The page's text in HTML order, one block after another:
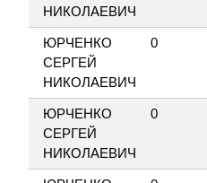
НИКОЛАЕВИЧ
ЮРЧЕНКО
СЕРГЕЙ
НИКОЛАЕВИЧ
0
ЮРЧЕНКО
СЕРГЕЙ
НИКОЛАЕВИЧ
0